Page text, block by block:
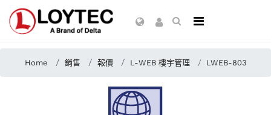
Home 銷售 報價 L-WEB 樓宇管理 LWEB-803